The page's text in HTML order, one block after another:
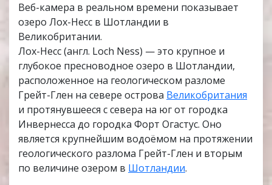
Веб-камера в реальном времени показывает
озеро Лох-Несс в Шотландии в
Великобритании.
Лох-Несс (англ. Loch Ness) — это крупное и
глубокое пресноводное озеро в Шотландии,
расположенное на геологическом разломе
Грейт-Глен на севере острова Великобритания
и протянувшееся с севера на юг от городка
Инвернесса до городка Форт Огастус. Оно
является крупнейшим водоёмом на протяжении
геологического разлома Грейт-Глен и вторым
по величине озером в Шотландии.